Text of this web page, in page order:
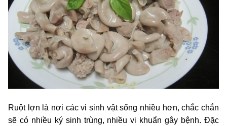
Ruột lợn là nơi các vi sinh vật sống nhiều hơn, chắc chắn
sẽ có nhiều ký sinh trùng, nhiều vi khuẩn gây bệnh. Đặc